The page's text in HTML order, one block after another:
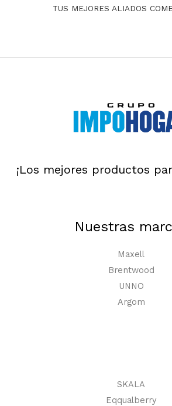
TUS MEJORES ALIADOS
¡Los mejores productos
Nuestras
Maxell
Brentwood
UNNO
Argom
SKALA
Eqqualberry